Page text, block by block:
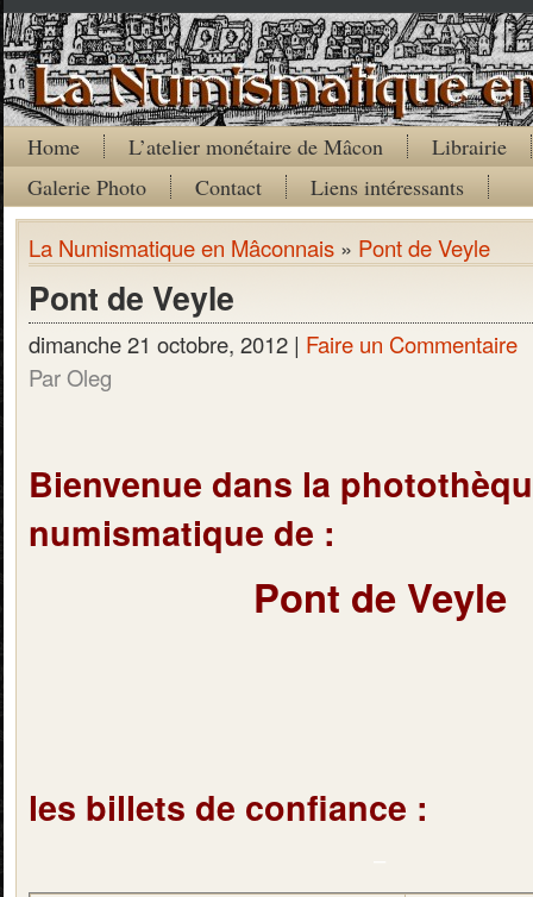
Home L’atelier monétaire de Mâcon
Librairie
Galerie Photo
Contact Liens intéressants
La Numismatique en Mâconnais » Pont de Veyle
Pont de Veyle
dimanche 21 octobre, 2012 | Faire un Commentaire
Par Oleg
Bienvenue dans la
numismatique de :
Pont de Veyle
les billets de confiance :